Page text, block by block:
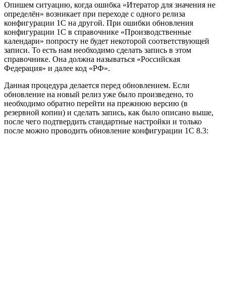
Опишем ситуацию, когда ошибка «Итератор для значения не
определён» возникает при переходе с одного релиза
конфигурации 1С на другой. При ошибки обновления
конфигурации 1С в справочнике «Производственные
календари» попросту не будет некоторой соответствующей
записи. То есть нам необходимо сделать запись в этом
справочнике. Она должна называться «Российская
Федерация» и далее код «РФ».
Данная процедура делается перед обновлением. Если
обновление на новый релиз уже было произведено, то
необходимо обратно перейти на прежнюю версию (в
резервной копии) и сделать запись, как было описано выше,
после чего подтвердить стандартные настройки и только
после можно проводить обновление конфигурации 1С 8.3: